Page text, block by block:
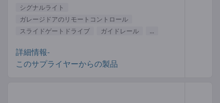
シグナルライト
ガレージドアのリモートコントロール
スライドゲートドライブ
ガイドレール ...
詳細情報-
このサプライヤーからの製品